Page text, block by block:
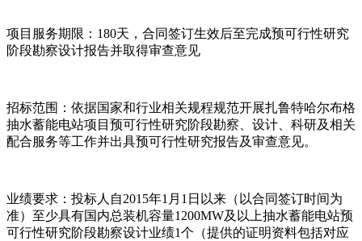
项目服务期限：180天，合同签订生效后至完成预可行性研究
阶段勘察设计报告并取得审查意见
招标范围：依据国家和行业相关规程规范开展扎鲁特哈尔布格
抽水蓄能电站项目预可行性研究阶段勘察、设计、科研及相关
配合服务等工作并出具预可行性研究报告及审查意见。
业绩要求：投标人自2015年1月1日以来（以合同签订时间为
准）至少具有国内总装机容量1200MW及以上抽水蓄能电站预
可行性研究阶段勘察设计业绩1个（提供的证明资料包括对应